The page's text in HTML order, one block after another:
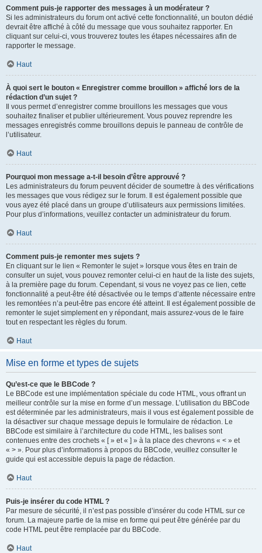
Comment puis-je rapporter des messages à un modérateur ?
Si les administrateurs du forum ont activé cette fonctionnalité, un bouton dédié
devrait être affiché à côté du message que vous souhaitez rapporter. En
cliquant sur celui-ci, vous trouverez toutes les étapes nécessaires afin de
rapporter le message.
Haut
À quoi sert le bouton « Enregistrer comme brouillon » affiché lors de la
rédaction d’un sujet ?
Il vous permet d’enregistrer comme brouillons les messages que vous
souhaitez finaliser et publier ultérieurement. Vous pouvez reprendre les
messages enregistrés comme brouillons depuis le panneau de contrôle de
l’utilisateur.
Haut
Pourquoi mon message a-t-il besoin d’être approuvé ?
Les administrateurs du forum peuvent décider de soumettre à des vérifications
les messages que vous rédigez sur le forum. Il est également possible que
vous ayez été placé dans un groupe d’utilisateurs aux permissions limitées.
Pour plus d’informations, veuillez contacter un administrateur du forum.
Haut
Comment puis-je remonter mes sujets ?
En cliquant sur le lien « Remonter le sujet » lorsque vous êtes en train de
consulter un sujet, vous pouvez remonter celui-ci en haut de la liste des sujets,
à la première page du forum. Cependant, si vous ne voyez pas ce lien, cette
fonctionnalité a peut-être été désactivée ou le temps d’attente nécessaire entre
les remontées n’a peut-être pas encore été atteint. Il est également possible de
remonter le sujet simplement en y répondant, mais assurez-vous de le faire
tout en respectant les règles du forum.
Haut
Mise en forme et types de sujets
Qu’est-ce que le BBCode ?
Le BBCode est une implémentation spéciale du code HTML, vous offrant un
meilleur contrôle sur la mise en forme d’un message. L’utilisation du BBCode
est déterminée par les administrateurs, mais il vous est également possible de
la désactiver sur chaque message depuis le formulaire de rédaction. Le
BBCode est similaire à l’architecture du code HTML, les balises sont
contenues entre des crochets « [ » et « ] » à la place des chevrons « < » et
« > ». Pour plus d’informations à propos du BBCode, veuillez consulter le
guide qui est accessible depuis la page de rédaction.
Haut
Puis-je insérer du code HTML ?
Par mesure de sécurité, il n’est pas possible d’insérer du code HTML sur ce
forum. La majeure partie de la mise en forme qui peut être générée par du
code HTML peut être remplacée par du BBCode.
Haut